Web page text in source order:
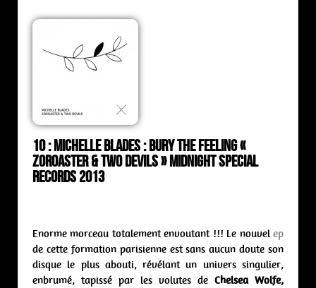
10 : Michelle Blades : bury the feeling «
Zoroaster & two devils » Midnight Special
Records 2013
Enorme morceau totalement envoutant !!! Le nouvel ep
de cette formation parisienne est sans aucun doute son
disque le plus abouti, révélant un univers singulier,
enbrumé, tapissé par les volutes de Chelsea Wolfe,